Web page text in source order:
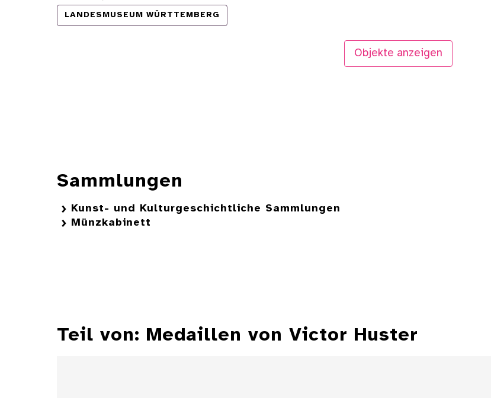
LANDESMUSEUM WÜRTTEMBERG
Objekte anzeigen
Sammlungen
Kunst- und Kulturgeschichtliche Sammlungen
Münzkabinett
Teil von: Medaillen von Victor Huster